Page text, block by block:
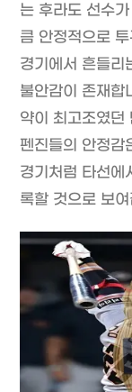
는 후라도 선수
큼 안정적으로
경기에서 흔들리
불안감이 존재합
약이 최고조였던
펜진들의 안정감
경기처럼 타선에
록할 것으로 보